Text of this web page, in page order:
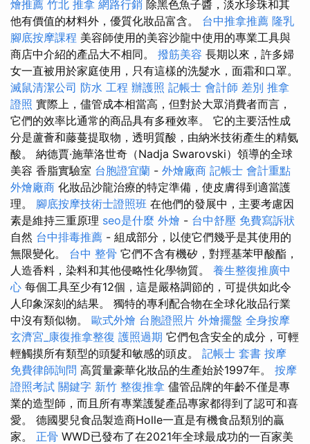
燴推薦 竹北 推拿 網路行銷 除黑色魚子醬，淡水珍珠和其
他有價值的材料外，優質化妝品富含。 台中推拿推薦 隆乳
腳底按摩課程 美容師使用的美容沙龍中使用的專業工具與
商店中介紹的產品大不相同。 撥筋美容 長期以來，許多婦
女一直被用於家庭使用，只有這樣的洗髮水，面霜和口罩。
滅鼠清潔公司 防水 工程 辦護照 記帳士 會計師 差別 推拿
證照 實際上，儘管成本相當高，但對於大眾消費者而言，
它們的效率比通常的商品具有多種效率。 它的主要活性成
分是蘆薈和藤蔓提取物，透明質酸，由納米技術產生的精氨
酸。 納德賈·施華洛世奇（Nadja Swarovski）領導的全球
美容 香脂實驗室 台胞證宜蘭 - 外燴廠商 記帳士 會計重點
外燴廠商 化妝品沙龍治療的特定準備，使皮膚得到適當護
理。 腳底按摩技術士證照班 在他們的發展中，主要考慮因
素是維持三重原理 seo是什麼 外燴 - 台中舒壓 免費寫訴狀
自然 台中排毒推薦 - 組成部分，以使它們幾乎是其使用的
無限變化。 台中 整骨 它們不含有機矽，對羥基苯甲酸酯，
人造香料，染料和其他侵略性化學物質。 養生整復推廣中
心 每個工具至少有12個，這是嚴格調節的，可提供如此令
人印象深刻的結果。 獨特的專利配合物在全球化妝品行業
中沒有類似物。 歐式外燴 台胞證照片 外燴擺盤 全身按摩
玄濟宮_康復推拿整復 護照過期 它們包含安全的成分，可輕
輕觸摸所有類型的頭髮和敏感的頭皮。 記帳士 套書 按摩
免費律師詢問 高質量豪華化妝品的生產始於1997年。 按摩
證照考試 關鍵字 新竹 整復推拿 儘管品牌的年齡不僅是專
業的造型師，而且所有專業護髮產品專家都得到了認可和喜
愛。 德國嬰兒食品製造商Holle一直是有機食品類別的贏
家。 正骨 WWD已發布了在2021年全球最成功的一百家美